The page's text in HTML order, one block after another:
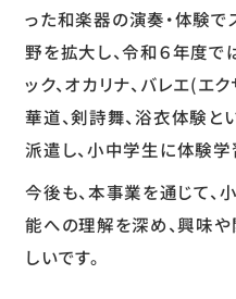
った和楽器の演奏・体験で
野を拡大し、令和６年度で
ック、オカリナ、バレエ(エ
華道、剣詩舞、浴衣体験と
派遣し、小中学生に体験学
今後も、本事業を通じて、
能への理解を深め、興味
しいです。